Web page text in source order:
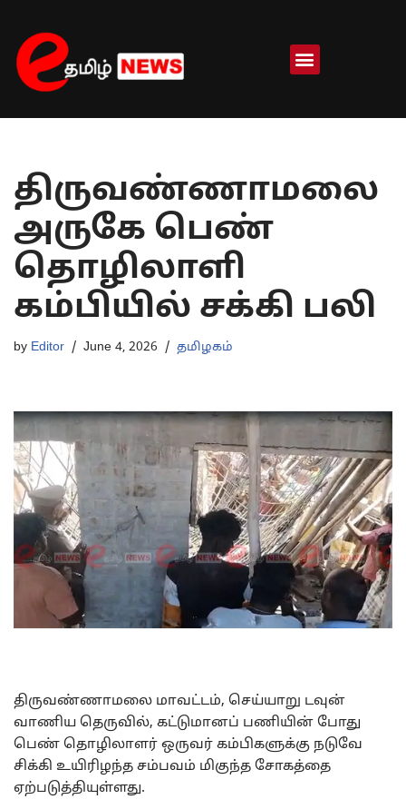
Skip
to
content
திருவண்ணாமலை
அருகே பெண்
தொழிலாளி
கம்பியில் சக்கி பலி
by Editor June 4, 2026 தமிழகம்
திருவண்ணாமலை மாவட்டம், செய்யாறு டவுன்
வாணிய தெருவில், கட்டுமானப் பணியின் போது
பெண் தொழிலாளர் ஒருவர் கம்பிகளுக்கு நடுவே
சிக்கி உயிரிழந்த சம்பவம் மிகுந்த சோகத்தை
ஏற்படுத்தியுள்ளது.